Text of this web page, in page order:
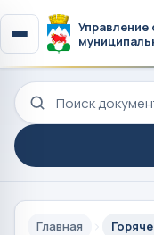
Поиск по сайту
Главная